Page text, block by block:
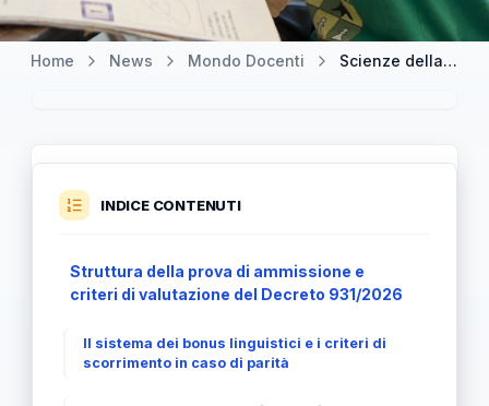
Home News Mondo Docenti Scienze della formazione primaria 2026/27: definiti i bandi e le scadenze per l'accesso
INDICE CONTENUTI
Struttura della prova di ammissione e
criteri di valutazione del Decreto 931/2026
Il sistema dei bonus linguistici e i criteri di
scorrimento in caso di parità